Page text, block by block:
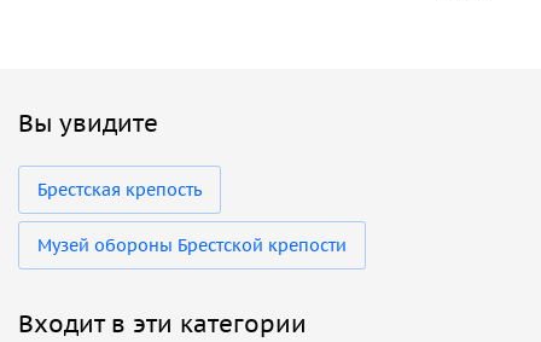
Вы увидите
Брестская крепость
Музей обороны Брестской крепости
Входит в эти категории